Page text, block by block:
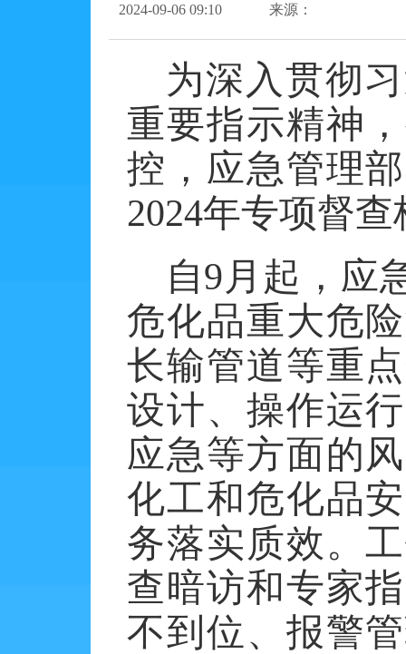
2024-09-06 09:10 来源：
为深入贯彻
重要指示精神
控，应急管理
2024年专项督查
自9 月起，应
危化品重大危
长输管道等重
设计、操作运
应急等方面的
化工和危化品
务落实质效。
查暗访和专家
不到位、报警